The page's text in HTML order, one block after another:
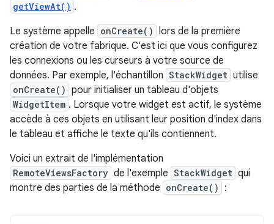
getViewAt() .
Le système appelle onCreate() lors de la première
création de votre fabrique. C'est ici que vous configurez
les connexions ou les curseurs à votre source de
données. Par exemple, l'échantillon StackWidget utilise
onCreate() pour initialiser un tableau d'objets
WidgetItem . Lorsque votre widget est actif, le système
accède à ces objets en utilisant leur position d'index dans
le tableau et affiche le texte qu'ils contiennent.
Voici un extrait de l'implémentation
RemoteViewsFactory de l'exemple StackWidget qui
montre des parties de la méthode onCreate() :